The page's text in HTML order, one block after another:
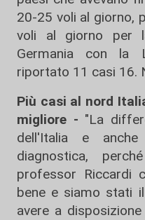
20-25 voli al giorno,
voli al giorno per
Germania con la
riportato 11 casi 16.
Più casi al nord
migliore - "La
dell'Italia e
diagnostica,
professor Riccardi
bene e siamo stati
avere a